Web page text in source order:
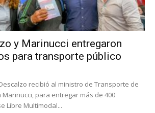
y Marinucci entregaron
para transporte público
recibió al ministro de Transporte de
para entregar más de 400
Libre Multimodal...